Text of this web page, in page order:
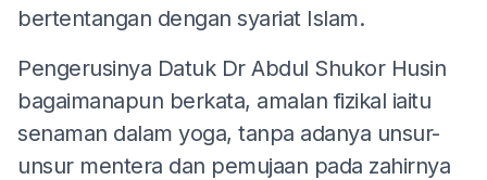
bertentangan dengan syariat Islam.
Pengerusinya Datuk Dr Abdul Shukor Husin
bagaimanapun berkata, amalan fizikal iaitu
senaman dalam yoga, tanpa adanya unsur-
unsur mentera dan pemujaan pada zahirnya